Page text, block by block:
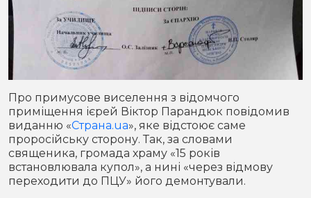
Про примусове виселення з відомчого
приміщення ієрей Віктор Парандюк повідомив
виданню «Страна.ua», яке відстоює саме
проросійську сторону. Так, за словами
священика, громада храму «15 років
встановлювала купол», а нині «через відмову
переходити до ПЦУ» його демонтували.